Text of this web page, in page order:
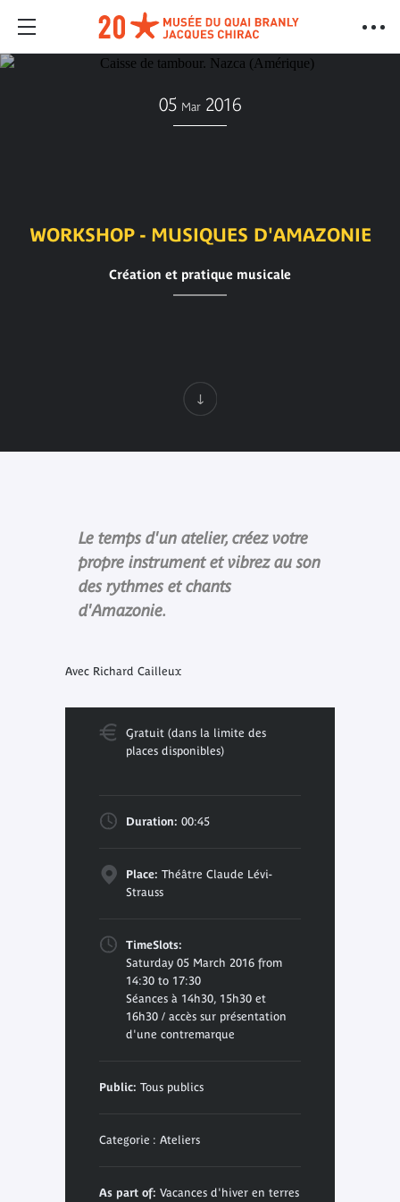
05 Mar 2016
WORKSHOP - MUSIQUES D'AMAZONIE
Création et pratique musicale
Le temps d'un atelier, créez votre
propre instrument et vibrez au son
des rythmes et chants
d'Amazonie.
Avec Richard Cailleux
Gratuit (dans la limite des
places disponibles)
Duration: 00:45
Place: Théâtre Claude Lévi-
Strauss
TimeSlots:
Saturday 05 March 2016 from
14:30 to 17:30
Séances à 14h30, 15h30 et
16h30 / accès sur présentation
d'une contremarque
Public: Tous publics
Categorie : Ateliers
As part of: Vacances d'hiver en terres